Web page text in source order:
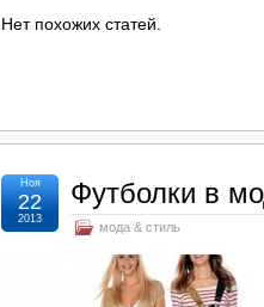
Нет похожих статей.
Футболки в
мода & стиль
Ноя
22
2013